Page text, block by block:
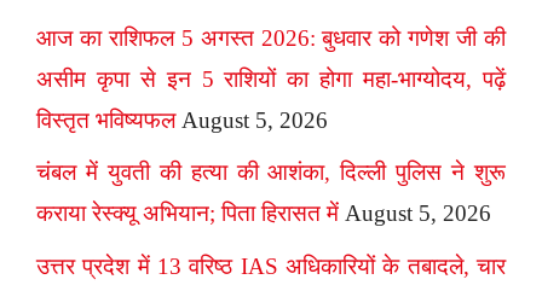
आज का राशिफल 5 अगस्त 2026: बुधवार को गणेश जी की
असीम कृपा से इन 5 राशियों का होगा महा-भाग्योदय, पढ़ें
विस्तृत भविष्यफल August 5, 2026
चंबल में युवती की हत्या की आशंका, दिल्ली पुलिस ने शुरू
कराया रेस्क्यू अभियान; पिता हिरासत में August 5, 2026
उत्तर प्रदेश में 13 वरिष्ठ IAS अधिकारियों के तबादले, चार